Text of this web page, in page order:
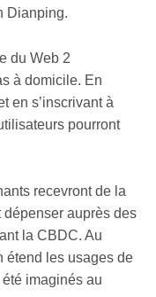
Dianping.
du Web 2
à domicile. En
en s’inscrivant à
pourront
recevront de la
dépenser auprès des
la CBDC. Au
étend les usages de
été imaginés au